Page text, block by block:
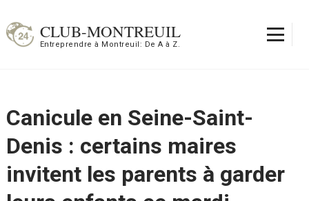
au
contenu
CLUB-MONTREUIL
Entreprendre à Montreuil: De A à Z.
Canicule en Seine-Saint-
Denis : certains maires
invitent les parents à garder